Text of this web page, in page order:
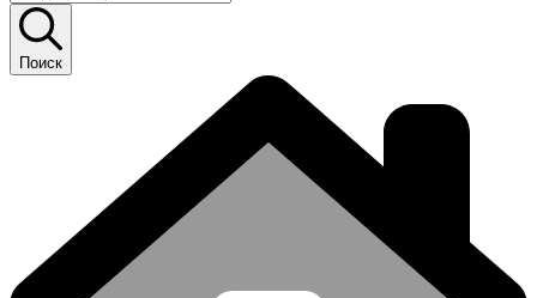
Поиск